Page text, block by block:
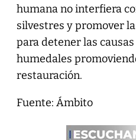
humana no interfiera
silvestres y promover
para detener las
humedales
restauración.
Fuente: Ámbito